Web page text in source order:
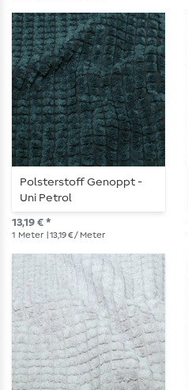
Polsterstoff Genoppt -
Uni Petrol
13,19 € *
1 Meter | 13,19 € / Meter